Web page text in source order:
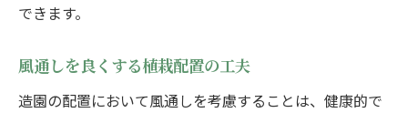
できます。
風通しを良くする植栽配置の工夫
造園の配置において風通しを考慮することは、健康的で